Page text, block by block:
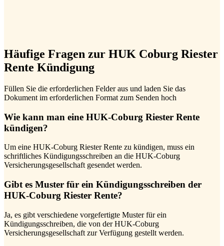
Häufige Fragen zur HUK Coburg Riester
Rente Kündigung
Füllen Sie die erforderlichen Felder aus und laden Sie das
Dokument im erforderlichen Format zum Senden hoch
Wie kann man eine HUK-Coburg Riester Rente
kündigen?
Um eine HUK-Coburg Riester Rente zu kündigen, muss ein
schriftliches Kündigungsschreiben an die HUK-Coburg
Versicherungsgesellschaft gesendet werden.
Gibt es Muster für ein Kündigungsschreiben der
HUK-Coburg Riester Rente?
Ja, es gibt verschiedene vorgefertigte Muster für ein
Kündigungsschreiben, die von der HUK-Coburg
Versicherungsgesellschaft zur Verfügung gestellt werden.